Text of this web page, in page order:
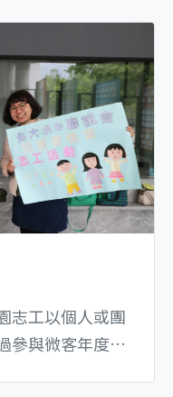
志工以個人或團
參與微客年度活